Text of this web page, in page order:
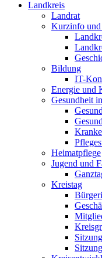
Landkreis
Landrat
Kurzinfo
Bildung
IT-
Energie und
Gesundheit
Heimatpflege
Jugend und
Kreistag